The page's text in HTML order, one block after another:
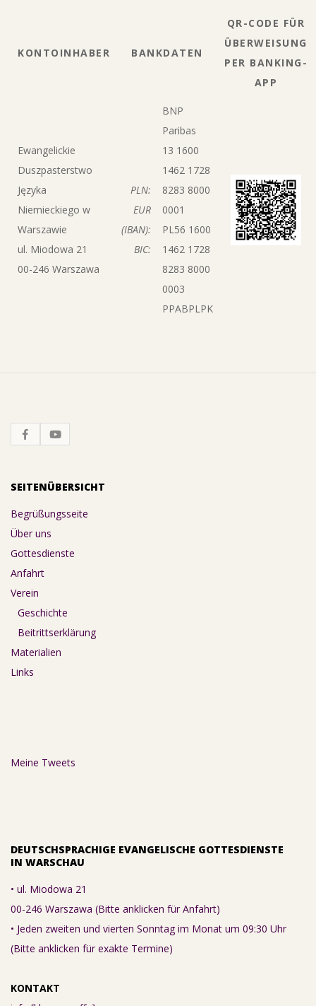
KONTOINHABER BANKDATEN
QR-CODE FÜR
ÜBERWEISUNG
PER BANKING-
APP
Ewangelickie
Duszpasterstwo
Języka
Niemieckiego w
Warszawie
ul. Miodowa 21
00-246 Warszawa
PLN:
EUR
(IBAN):
BIC:
BNP
Paribas
13 1600
1462 1728
8283 8000
0001
PL56 1600
1462 1728
8283 8000
0003
PPABPLPK
SEITENÜBERSICHT
Begrüßungsseite
Über uns
Gottesdienste
Anfahrt
Verein
Geschichte
Beitrittserklärung
Materialien
Links
Meine Tweets
DEUTSCHSPRACHIGE EVANGELISCHE GOTTESDIENSTE
IN WARSCHAU
• ul. Miodowa 21
00-246 Warszawa (Bitte anklicken für Anfahrt)
• Jeden zweiten und vierten Sonntag im Monat um 09:30 Uhr
(Bitte anklicken für exakte Termine)
KONTAKT